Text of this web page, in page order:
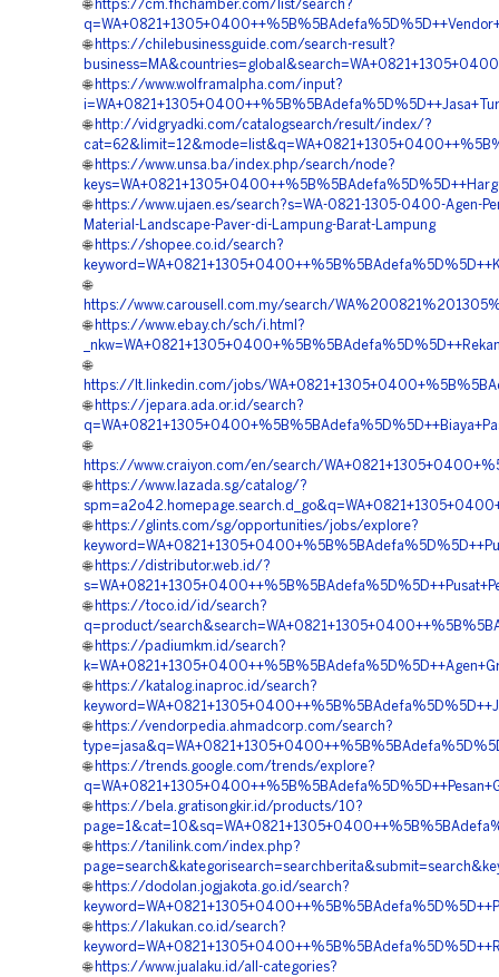
🌐 https://cm.fhchamber.com/list/search?
🌐 https://chilebusinessguide.com/search-result?
🌐 https://www.wolframalpha.com/input?
🌐 http://vidgryadki.com/catalogsearch/result/index/?
🌐 https://www.unsa.ba/index.php/search/node?
🌐 https://www.ujaen.es/search?s=WA-0821-1305-0400-Agen-
Material-Landscape-Paver-di-Lampung-Barat-Lampung
🌐 https://shopee.co.id/search?
🌐
https://www.carousell.com.my/search/
🌐 https://www.ebay.ch/sch/i.html?
🌐
https://lt.linkedin.com/jobs/
🌐 https://jepara.ada.or.id/search?
🌐
https://www.craiyon.com/en/search/
🌐 https://www.lazada.sg/catalog/?
🌐 https://glints.com/sg/opportunities/jobs/explore?
🌐 https://distributor.web.id/?
🌐 https://toco.id/id/search?
q=product/
🌐 https://padiumkm.id/search?
🌐 https://katalog.inaproc.id/search?
🌐 https://vendorpedia.ahmadcorp.com/search?
🌐 https://trends.google.com/trends/explore?
🌐 https://bela.gratisongkir.id/products/10?
🌐 https://tanilink.com/index.php?
🌐 https://dodolan.jogjakota.go.id/search?
🌐 https://lakukan.co.id/search?
🌐 https://www.jualaku.id/all-categories?